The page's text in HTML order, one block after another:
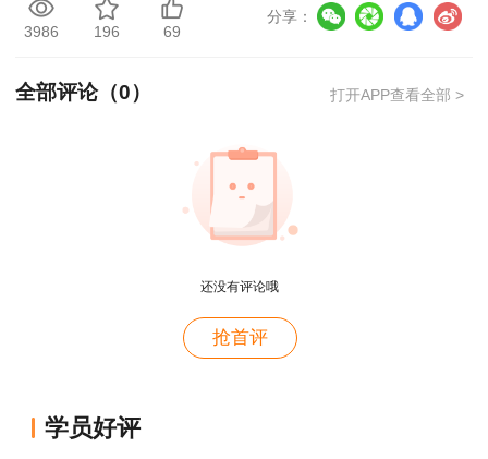
3986 196 69
分享：
全部评论（0） 打开APP查看全部 >
还没有评论哦
抢首评
学员好评
用户m2****88
一如既往的好